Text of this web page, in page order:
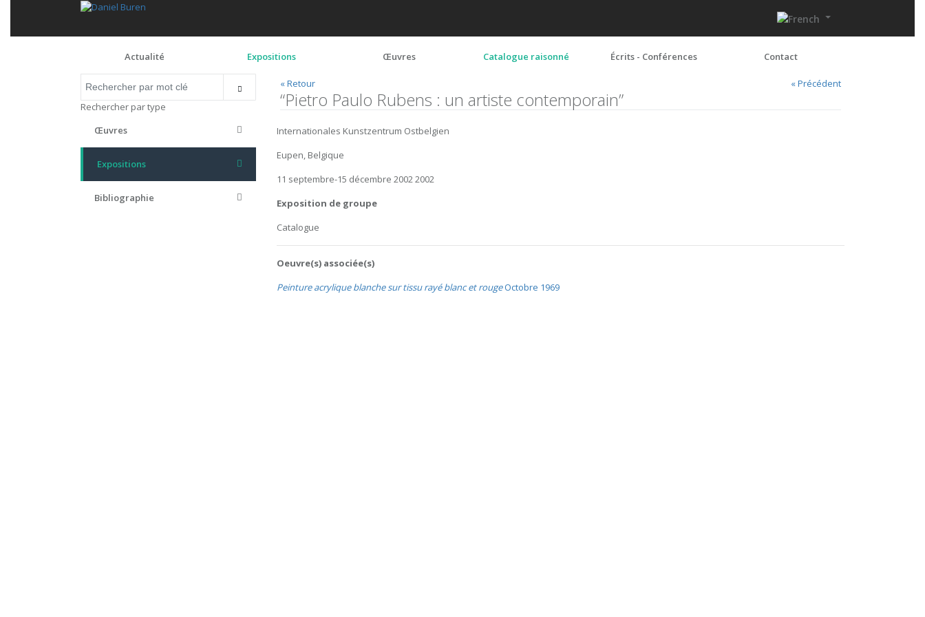
Actualité Expositions Œuvres Catalogue raisonné Écrits - Conférences Contact
Rechercher par type
Œuvres
Expositions
Bibliographie
« Retour « Précédent
“Pietro Paulo Rubens : un artiste contemporain”
Internationales Kunstzentrum Ostbelgien
Eupen, Belgique
11 septembre-15 décembre 2002 2002
Exposition de groupe
Catalogue
Oeuvre(s) associée(s)
Peinture acrylique blanche sur tissu rayé blanc et rougeOctobre 1969